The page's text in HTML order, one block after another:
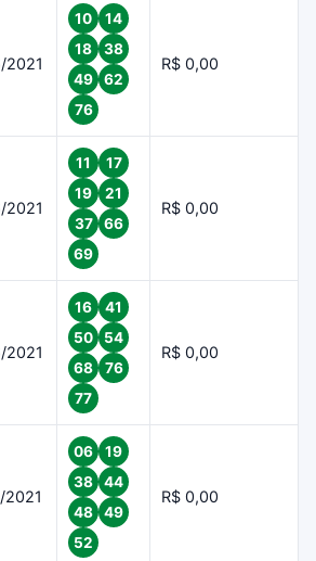
2021
10
14
18
38
49
62
76
R$ 0,00
2021
11
17
19
21
37
66
69
R$ 0,00
2021
16
41
50
54
68
76
77
R$ 0,00
2021
06
19
38
44
48
49
52
R$ 0,00